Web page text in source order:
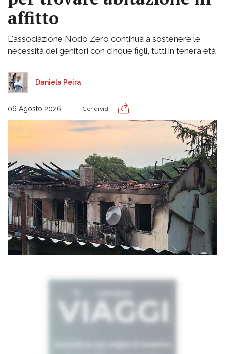
affitto
L'associazione Nodo Zero continua a sostenere le
necessità dei genitori con cinque figli, tutti in tenera età
Daniela Peira
06 Agosto 2026 Condividi